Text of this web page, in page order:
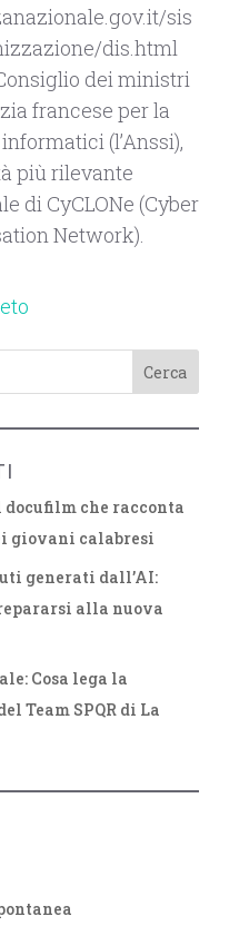
sis
dis.html
dei ministri
francese per la
(l’Anssi),
più rilevante
di CyCLONe (Cyber
Network).
che racconta
giovani calabresi
generati dall’AI:
alla nuova
Cosa lega la
Team SPQR di La